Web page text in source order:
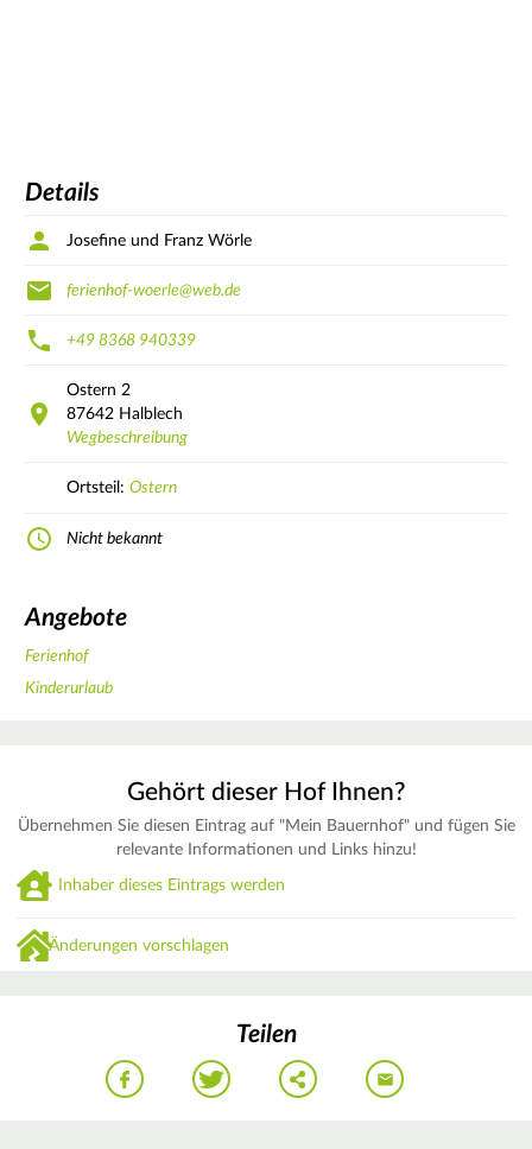
Details
Josefine und Franz Wörle
ferienhof-woerle@web.de
+49 8368 940339
Ostern 2
87642 Halblech
Wegbeschreibung
Ortsteil: Ostern
Nicht bekannt
Angebote
Ferienhof
Kinderurlaub
Gehört dieser Hof Ihnen?
Übernehmen Sie diesen Eintrag auf "Mein Bauernhof" und fügen Sie
relevante Informationen und Links hinzu!
Inhaber dieses Eintrags werden
Änderungen vorschlagen
Teilen